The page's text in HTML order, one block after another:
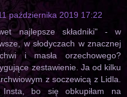
października 2019 17:22
najlepsze składniki" - w
w słodyczach w znacznej
i masła orzechowego?
zestawienie. Ja od kilku
z soczewicą z Lidla.
bo się obkupiłam na